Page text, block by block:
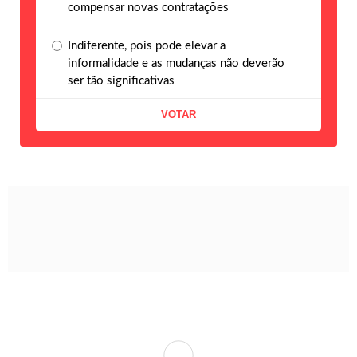
compensar novas contratações
Indiferente, pois pode elevar a
informalidade e as mudanças não deverão
ser tão significativas